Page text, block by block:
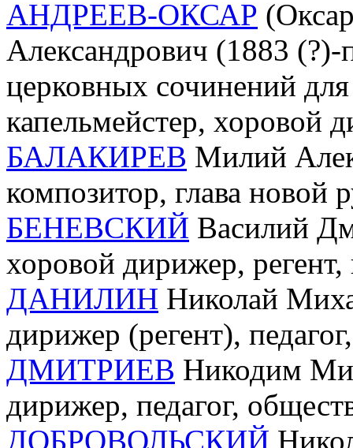
АНДРЕЕВ-ОКСАР
Александрович (1883 (?)-
церковных сочинений
капельмейстер, хоровой
БАЛАКИРЕВ Милий
композитор, глава
БЕНЕВСКИЙ Василий
хоровой дирижер, регент,
ДАНИЛИН Николай
дирижер (регент),
ДМИТРИЕВ Никодим
дирижер, педагог,
ДОБРОВОЛЬСКИЙ